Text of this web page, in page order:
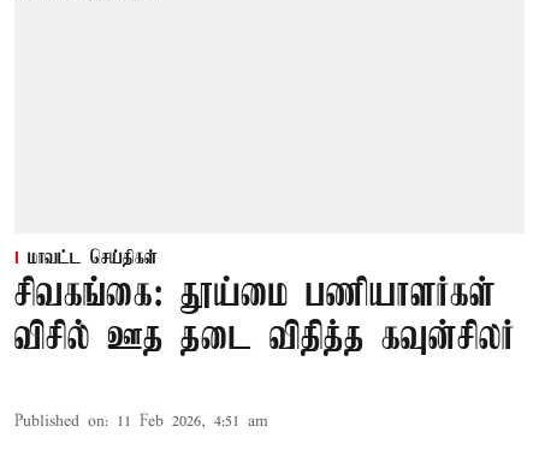
மாவட்ட செய்திகள்
சிவகங்கை: தூய்மை பணியாளர்கள்
விசில் ஊத தடை விதித்த கவுன்சிலர்
Published on: 11 Feb 2026, 4:51 am